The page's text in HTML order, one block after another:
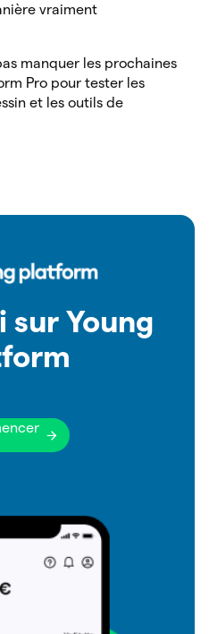
vraiment
manquer les prochaines
Pro pour tester les
et les outils de
sur Young